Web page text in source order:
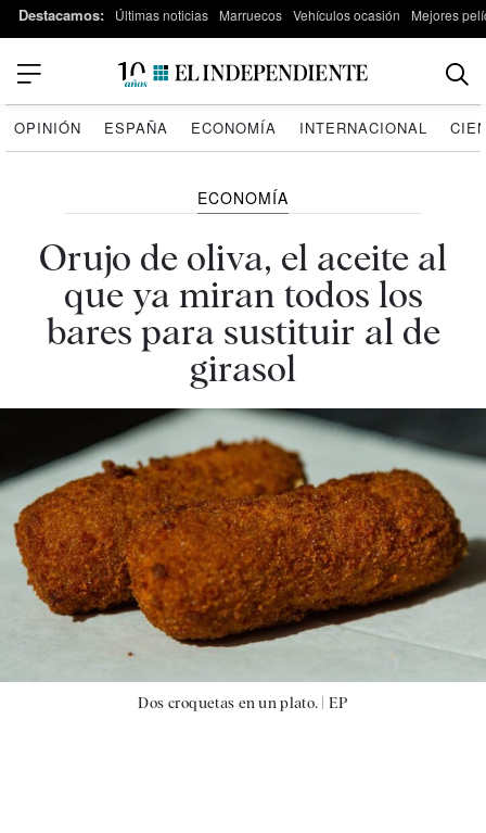
Destacamos: Últimas noticias Marruecos Vehículos ocasión Mejores
OPINIÓN ESPAÑA ECONOMÍA INTERNACIONAL
ECONOMÍA
Orujo de oliva, el aceite al
que ya miran todos los
bares para sustituir al de
girasol
Dos croquetas en un plato. |EP